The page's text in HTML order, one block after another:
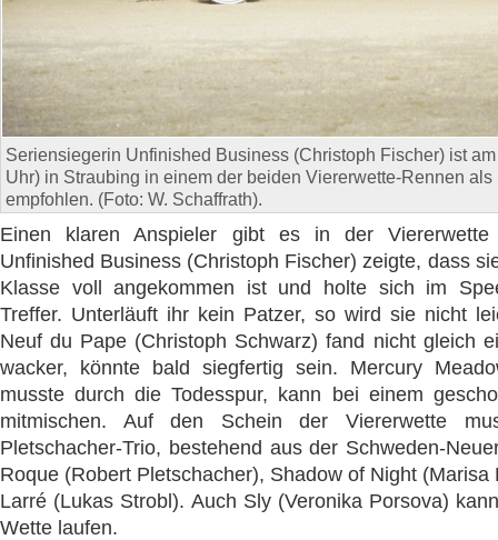
Seriensiegerin Unfinished Business (Christoph Fischer) ist
Uhr) in Straubing in einem der beiden Viererwette-Rennen
empfohlen. (Foto: W. Schaffrath).
Einen klaren Anspieler gibt es in der
Unfinished Business (Christoph Fischer) zeigte, dass
Klasse voll angekommen ist und holte sich im
Treffer. Unterläuft ihr kein Patzer, so wird sie nicht
Neuf du Pape (Christoph Schwarz) fand nicht gleich
wacker, könnte bald siegfertig sein. Mercury
musste durch die Todesspur, kann bei einem
mitmischen. Auf den Schein der Viererwette
Pletschacher-Trio, bestehend aus der Schweden-
Roque (Robert Pletschacher), Shadow of Night (Marisa
Larré (Lukas Strobl). Auch Sly (Veronika Porsova)
Wette laufen.